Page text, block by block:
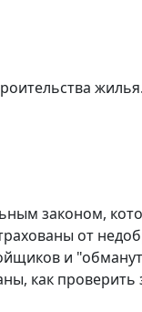
законом,
от
и
как проверить